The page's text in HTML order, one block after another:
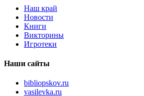
Наш край
Новости
Книги
Викторины
Игротеки
Наши сайты
bibliopskov.ru
vasilevka.ru